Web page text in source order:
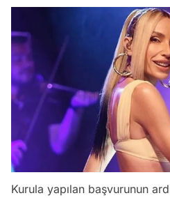
Kurula yapılan başvurunun